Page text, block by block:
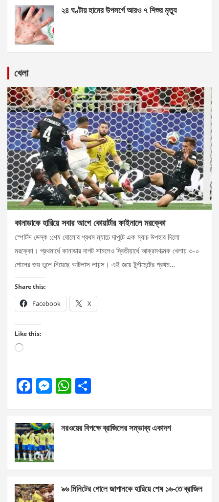
২৪ ঘণ্টায় হামের উপসর্গে আরও ৭ শিশুর মৃত্যু
খেলা
কানাডাকে হারিয়ে সবার আগে কোয়ার্টার ফাইনালে মরক্কো
স্পোর্টস ডেস্ক :শেষ ষোলোর প্রথম ম্যাচে দাপুটে এক ম্যাচ উপহার দিলো
মরক্কো। প্রথমার্ধে কানাডার দাপট সামলেও দ্বিতীয়ার্ধে আক্রমণাত্মক খেলায় ৩-০
গোলের জয় তুলে নিয়েছে আটলাস লায়ন্স। এই জয়ে টুর্নামেন্টের প্রথম…
Share this:
Facebook X
Like this:
Loading…
F
b
o
o
k
M
n
g
er
W
s
p
e
নরওয়ের বিপক্ষে ব্রাজিলের সম্ভাব্য একাদশ
৯৬ মিনিটের গোলে জাপানকে হারিয়ে শেষ ১৬-তে ব্রাজিল